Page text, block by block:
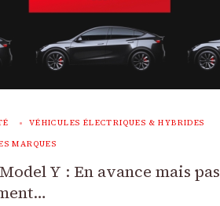
VÉHICULES ÉLECTRIQUES & HYBRIDES
MARQUES
Y : En avance mais pas